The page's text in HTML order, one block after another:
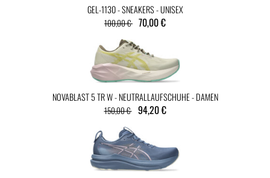
GEL-1130 - SNEAKERS - UNISEX
100,00 € 70,00 €
NOVABLAST 5 TR W - NEUTRALLAUFSCHUHE - DAMEN
150,00 € 94,20 €